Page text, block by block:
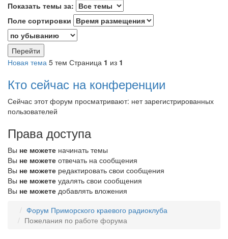
Показать темы за:
Поле сортировки
Новая тема 5 тем Страница 1 из 1
Кто сейчас на конференции
Сейчас этот форум просматривают: нет зарегистрированных
пользователей
Права доступа
Вы не можете начинать темы
Вы не можете отвечать на сообщения
Вы не можете редактировать свои сообщения
Вы не можете удалять свои сообщения
Вы не можете добавлять вложения
Форум Приморского краевого радиоклуба
Пожелания по работе форума